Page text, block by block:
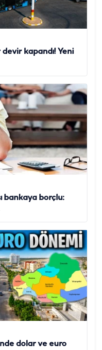
kapandı! Yeni
bankaya borçlu:
dolar ve euro